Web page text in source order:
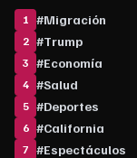
1 #Migración
2 #Trump
3 #Economía
4 #Salud
5 #Deportes
6 #California
7 #Espectáculos